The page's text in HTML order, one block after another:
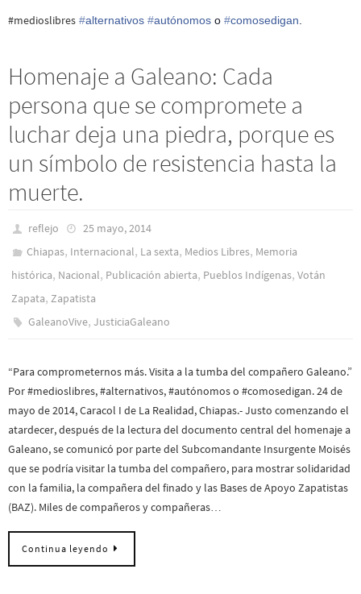
‪#‎medioslibres‬ ‪#‎alternativos‬ ‪#‎autónomos‬ o ‪#‎comosedigan‬
Homenaje a Galeano: Cada
persona que se compromete a
luchar deja una piedra, porque es
un símbolo de resistencia hasta la
muerte.
reflejo
25 mayo, 2014
Chiapas, Internacional, La sexta, Medios Libres, Memoria
histórica, Nacional, Publicación abierta, Pueblos Indí­genas, Votán
Zapata, Zapatista
GaleanoVive,JusticiaGaleano
“Para comprometernos más. Visita a la tumba del compañero Galeano.”
Por #medioslibres, #alternativos, #autónomos o #comosedigan. 24 de
mayo de 2014, Caracol I de La Realidad, Chiapas.- Justo comenzando el
atardecer, después de la lectura del documento central del homenaje a
Galeano, se comunicó por parte del Subcomandante Insurgente Moisés
que se podría visitar la tumba del compañero, para mostrar solidaridad
con la familia, la compañera del finado y las Bases de Apoyo Zapatistas
(BAZ). Miles de compañeros y compañeras…
Continua leyendo